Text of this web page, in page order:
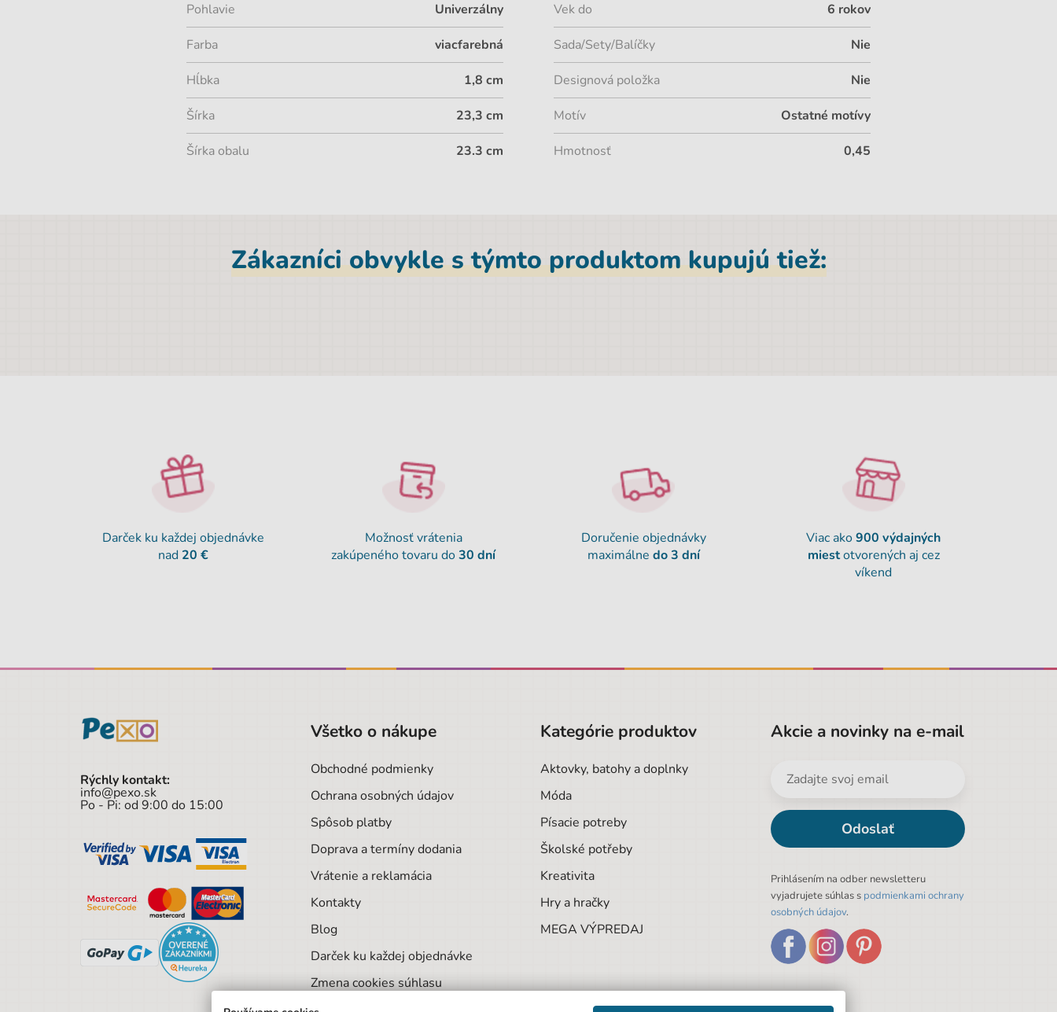
Pohlavie Univerzálny
Farba viacfarebná
Hĺbka 1,8 cm
Šírka 23,3 cm
Šírka obalu 23.3 cm
Vek do 6 rokov
Sada/Sety/Balíčky Nie
Designová položka Nie
Motív Ostatné motívy
Hmotnosť 0,45
Zákazníci obvykle s týmto produktom kupujú tiež:
Darček ku každej objednávke
nad 20 €
Možnosť vrátenia
zakúpeného tovaru do30 dní
Doručenie objednávky
maximálne do 3 dní
Viac ako900výdajných
miestotvorených aj cez
víkend
Rýchly kontakt:
info@pexo.sk
Po - Pi: od 9:00 do 15:00
Všetko o nákupe
Obchodné podmienky
Ochrana osobných údajov
Spôsob platby
Doprava a termíny dodania
Vrátenie a reklamácia
Kontakty
Blog
Darček ku každej objednávke
Zmena cookies súhlasu
Kategórie produktov
Aktovky, batohy a doplnky
Móda
Písacie potreby
Školské potřeby
Kreativita
Hry a hračky
MEGA VÝPREDAJ
Akcie a novinky na e-mail
Odoslať
Prihlásením na odber newsletteru
vyjadrujete súhlas s podmienkami ochrany
osobných údajov.